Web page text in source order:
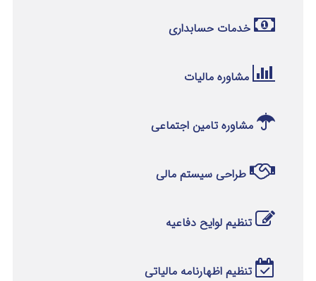
خدمات حسابداری
مشاوره مالیات
مشاوره تامین اجتماعی
طراحی سیستم مالی
تنظیم لوایح دفاعیه
تنظیم اظهارنامه مالیاتی